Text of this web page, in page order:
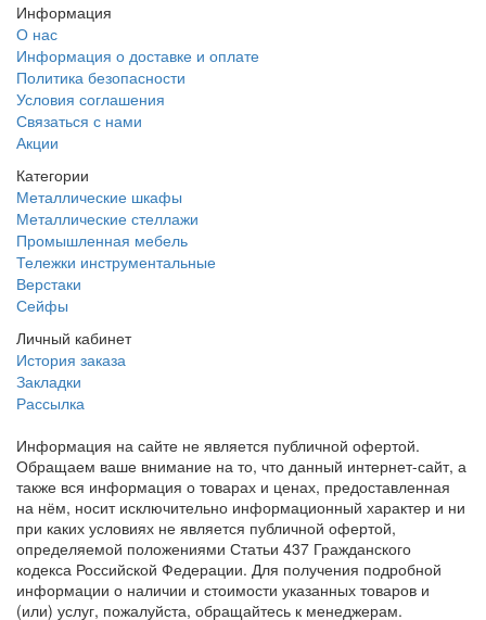
Информация
О нас
Информация о доставке и оплате
Политика безопасности
Условия соглашения
Связаться с нами
Акции
Категории
Металлические шкафы
Металлические стеллажи
Промышленная мебель
Тележки инструментальные
Верстаки
Сейфы
Личный кабинет
История заказа
Закладки
Рассылка
Информация на сайте не является публичной офертой.
Обращаем ваше внимание на то, что данный интернет-сайт, а
также вся информация о товарах и ценах, предоставленная
на нём, носит исключительно информационный характер и ни
при каких условиях не является публичной офертой,
определяемой положениями Статьи 437 Гражданского
кодекса Российской Федерации. Для получения подробной
информации о наличии и стоимости указанных товаров и
(или) услуг, пожалуйста, обращайтесь к менеджерам.